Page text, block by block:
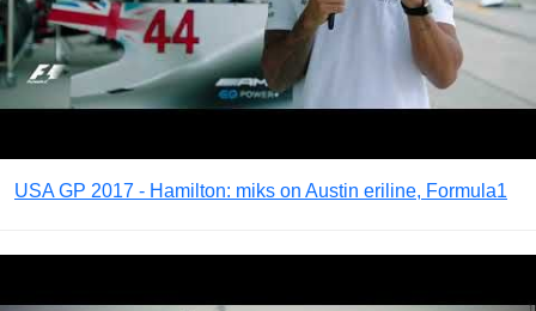
USA GP 2017 - Hamilton: miks on Austin eriline, Formula1